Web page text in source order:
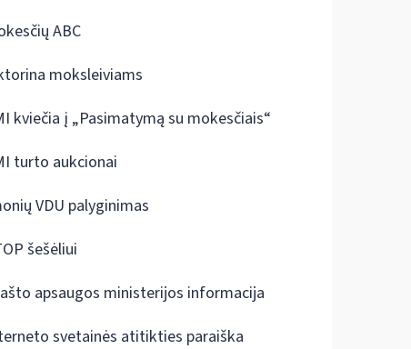
ABC
moksleiviams
kviečia į „Pasimatymą su mokesčiais“
turto aukcionai
VDU palyginimas
šešėliui
apsaugos ministerijos informacija
svetainės atitikties paraiška